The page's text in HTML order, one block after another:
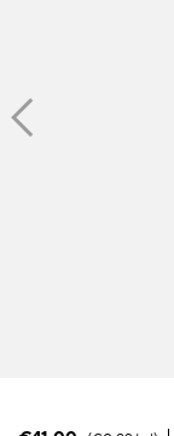
Dunkle Flecken